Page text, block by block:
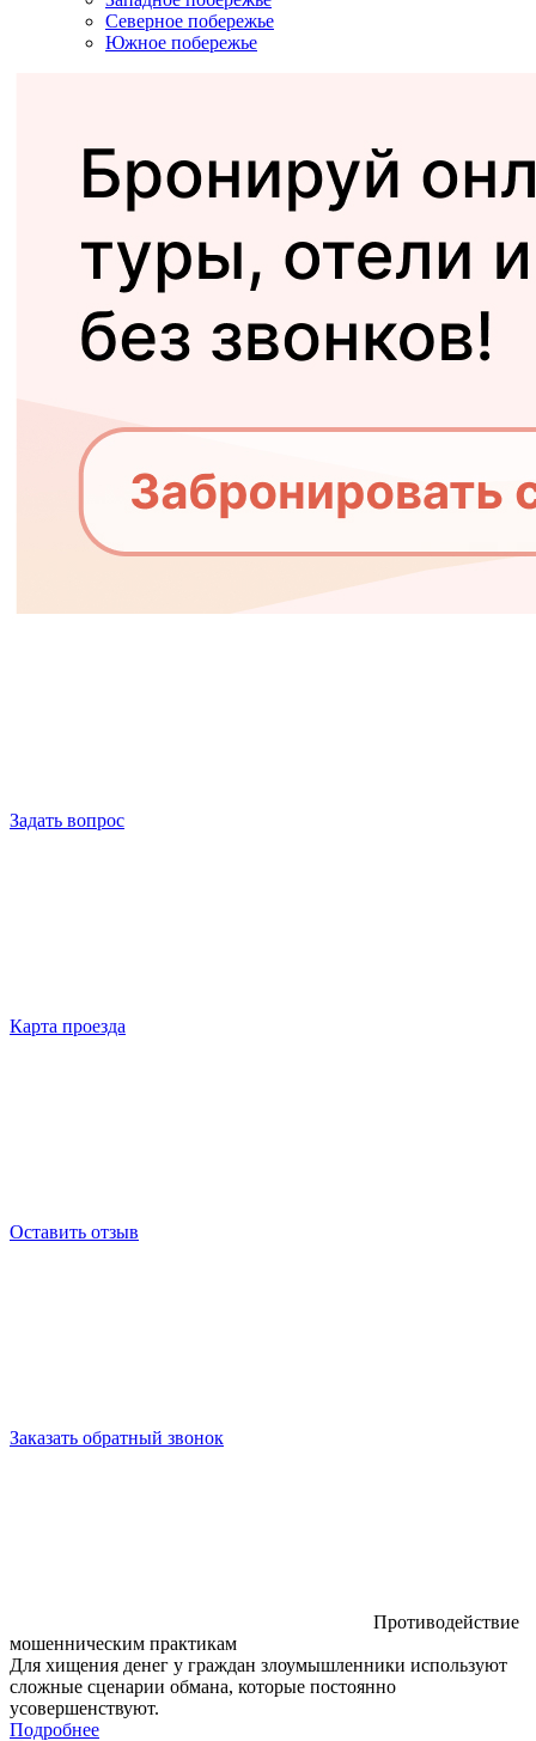
Северное побережье
Южное побережье
Задать вопрос
Карта проезда
Оставить отзыв
Заказать обратный звонок
Противодействие
мошенническим практикам
Для хищения денег у граждан злоумышленники используют
сложные сценарии обмана, которые постоянно
усовершенствуют.
Подробнее